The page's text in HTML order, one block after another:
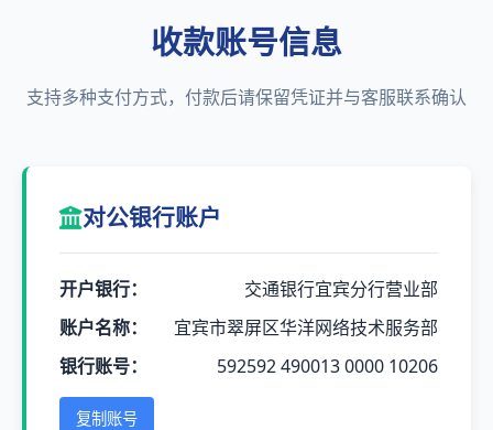
收款账号信息
支持多种支付方式，付款后请保留凭证并与客服联系确认
对公银行账户
开户银行：
交通银行宜宾分行营业部
账户名称：
宜宾市翠屏区华洋网络技术服务部
银行账号：
592592 490013 0000 10206
复制账号